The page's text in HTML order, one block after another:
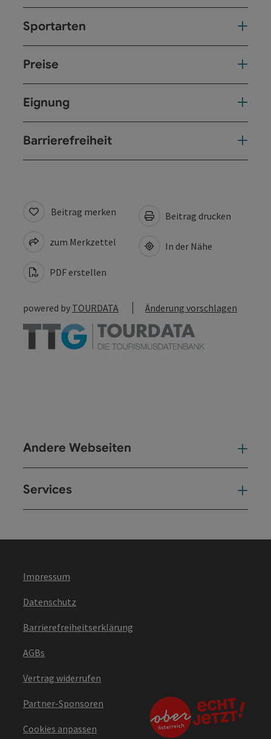
Sportarten
Preise
Eignung
Barrierefreiheit
Beitrag merken
zum Merkzettel
PDF erstellen
Beitrag drucken
In der Nähe
powered by TOURDATA Änderung vorschlagen
Andere Webseiten
Services
Impressum
Datenschutz
Barrierefreiheitserklärung
AGBs
Vertrag widerrufen
Partner-Sponsoren
Cookies anpassen